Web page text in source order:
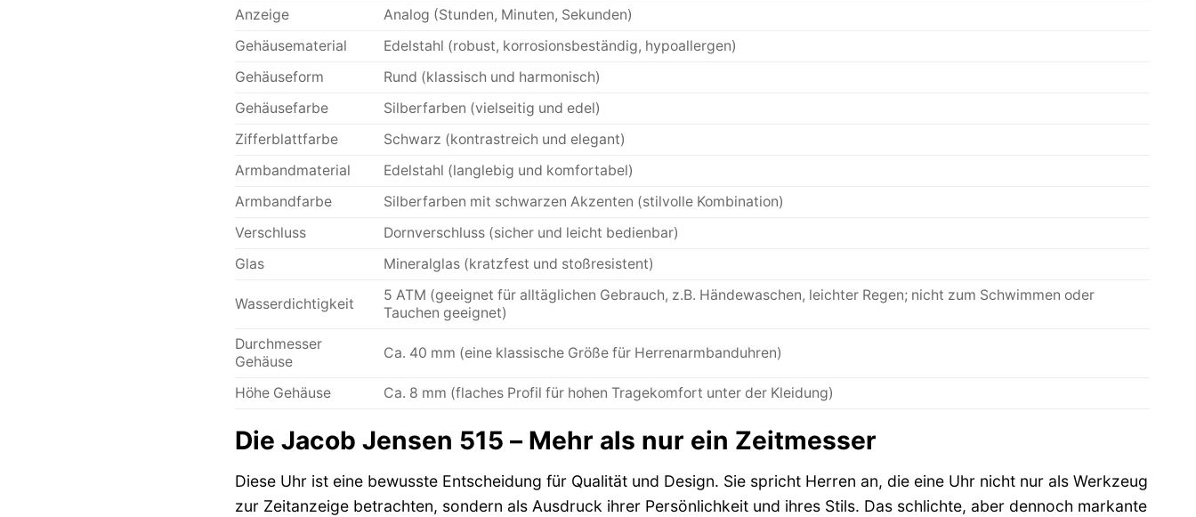
Anzeige
Analog (Stunden, Minuten, Sekunden)
Gehäusematerial
Edelstahl (robust, korrosionsbeständig, hypoallergen)
Gehäuseform
Rund (klassisch und harmonisch)
Gehäusefarbe
Silberfarben (vielseitig und edel)
Zifferblattfarbe
Schwarz (kontrastreich und elegant)
Armbandmaterial
Edelstahl (langlebig und komfortabel)
Armbandfarbe
Silberfarben mit schwarzen Akzenten (stilvolle Kombination)
Verschluss
Dornverschluss (sicher und leicht bedienbar)
Glas
Mineralglas (kratzfest und stoßresistent)
Wasserdichtigkeit
5 ATM (geeignet für alltäglichen Gebrauch, z.B. Händewaschen, leichter Regen; nicht zum Schwimmen oder
Tauchen geeignet)
Durchmesser
Gehäuse
Ca. 40 mm (eine klassische Größe für Herrenarmbanduhren)
Höhe Gehäuse Ca. 8 mm (flaches Profil für hohen Tragekomfort unter der Kleidung)
Die Jacob Jensen 515 – Mehr als nur ein Zeitmesser
Diese Uhr ist eine bewusste Entscheidung für Qualität und Design. Sie spricht Herren an, die eine Uhr nicht nur als Werkzeug
zur Zeitanzeige betrachten, sondern als Ausdruck ihrer Persönlichkeit und ihres Stils. Das schlichte, aber dennoch markante